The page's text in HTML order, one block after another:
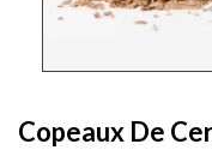
Copeaux De